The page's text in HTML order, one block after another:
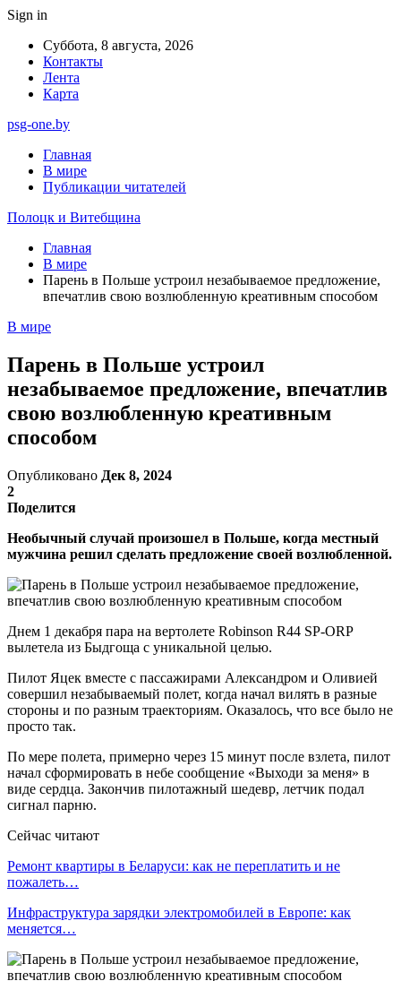
Sign in
Суббота, 8 августа, 2026
Контакты
Лента
Карта
psg-one.by
Главная
В мире
Публикации читателей
Полоцк и Витебщина
Главная
В мире
Парень в Польше устроил незабываемое предложение,
впечатлив свою возлюбленную креативным способом
В мире
Парень в Польше устроил
незабываемое предложение, впечатлив
свою возлюбленную креативным
способом
Опубликовано Дек 8, 2024
2
Поделится
Необычный случай произошел в Польше, когда местный
мужчина решил сделать предложение своей возлюбленной.
Днем 1 декабря пара на вертолете Robinson R44 SP-ORP
вылетела из Быдгоща с уникальной целью.
Пилот Яцек вместе с пассажирами Александром и Оливией
совершил незабываемый полет, когда начал вилять в разные
стороны и по разным траекториям. Оказалось, что все было не
просто так.
По мере полета, примерно через 15 минут после взлета, пилот
начал сформировать в небе сообщение «Выходи за меня» в
виде сердца. Закончив пилотажный шедевр, летчик подал
сигнал парню.
Сейчас читают
Ремонт квартиры в Беларуси: как не переплатить и не
пожалеть…
Инфраструктура зарядки электромобилей в Европе: как
меняется…